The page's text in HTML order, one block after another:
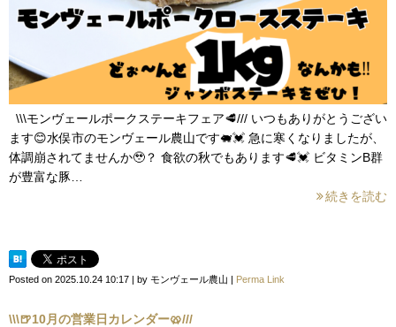
\\\モンヴェールポークステーキフェア🥩/// いつもありがとうござい
ます😊水俣市のモンヴェール農山です🐖💓 急に寒くなりましたが、
体調崩されてませんか🥹？ 食欲の秋でもあります🥩💓 ビタミンB群
が豊富な豚…
続きを読む
Posted on 2025.10.24 10:17 | by モンヴェール農山 | Perma Link
\\\🍺10月の営業日カレンダー🥨///